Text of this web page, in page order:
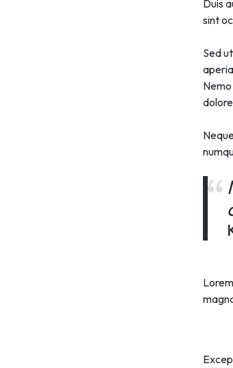
Duis
sint
Sed